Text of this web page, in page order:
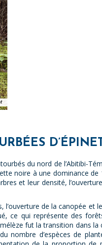
du nord de l’Abitibi-
noire à une dominance de
et leur densité,
de la canopée et
ce qui représente des
fut la transition dans
nombre d’espèces de